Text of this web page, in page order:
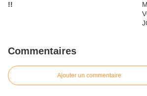
!!
Commentaires
Ajouter un commentaire